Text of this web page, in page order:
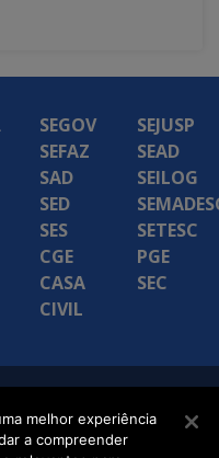
SEGOV
SEFAZ
SAD
SED
SES
CGE
CASA
CIVIL
SEJUSP
SEAD
SEILOG
SETESC
PGE
SEC
melhor experiência
a compreender